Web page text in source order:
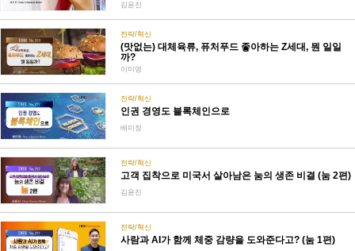
김윤진
전략/혁신
(맛없는) 대체육류, 퓨처푸드 좋아하는 Z세대, 뭔 일일
까?
이미영
전략/혁신
인권 경영도 블록체인으로
배미정
전략/혁신
고객 집착으로 미국서 살아남은 눔의 생존 비결 (눔 2편)
김윤진
전략/혁신
사람과 AI가 함께 체중 감량을 도와준다고? (눔 1편)